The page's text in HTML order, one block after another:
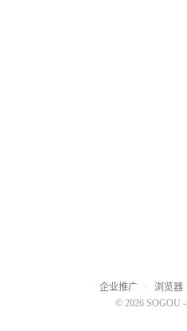
企业推广 浏览器
© 2026 SOGOU -